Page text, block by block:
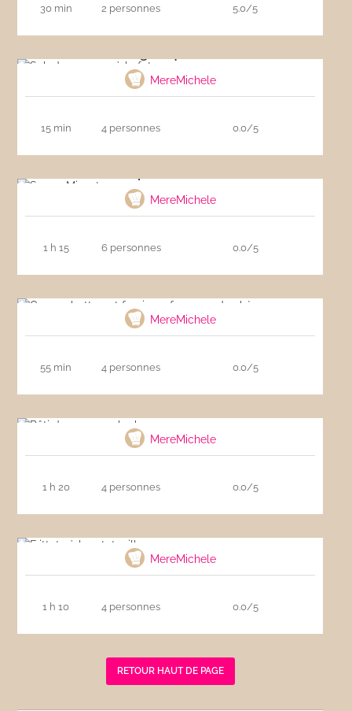
30 min 2 personnes 5.0/5
MereMichele
15 min 4 personnes 0.0/5
MereMichele
1 h 15 6 personnes 0.0/5
Courge butternut farcie au fromage de
MereMichele
55 min 4 personnes 0.0/5
MereMichele
1 h 20 4 personnes 0.0/5
MereMichele
1 h 10 4 personnes 0.0/5
RETOUR HAUT DE PAGE